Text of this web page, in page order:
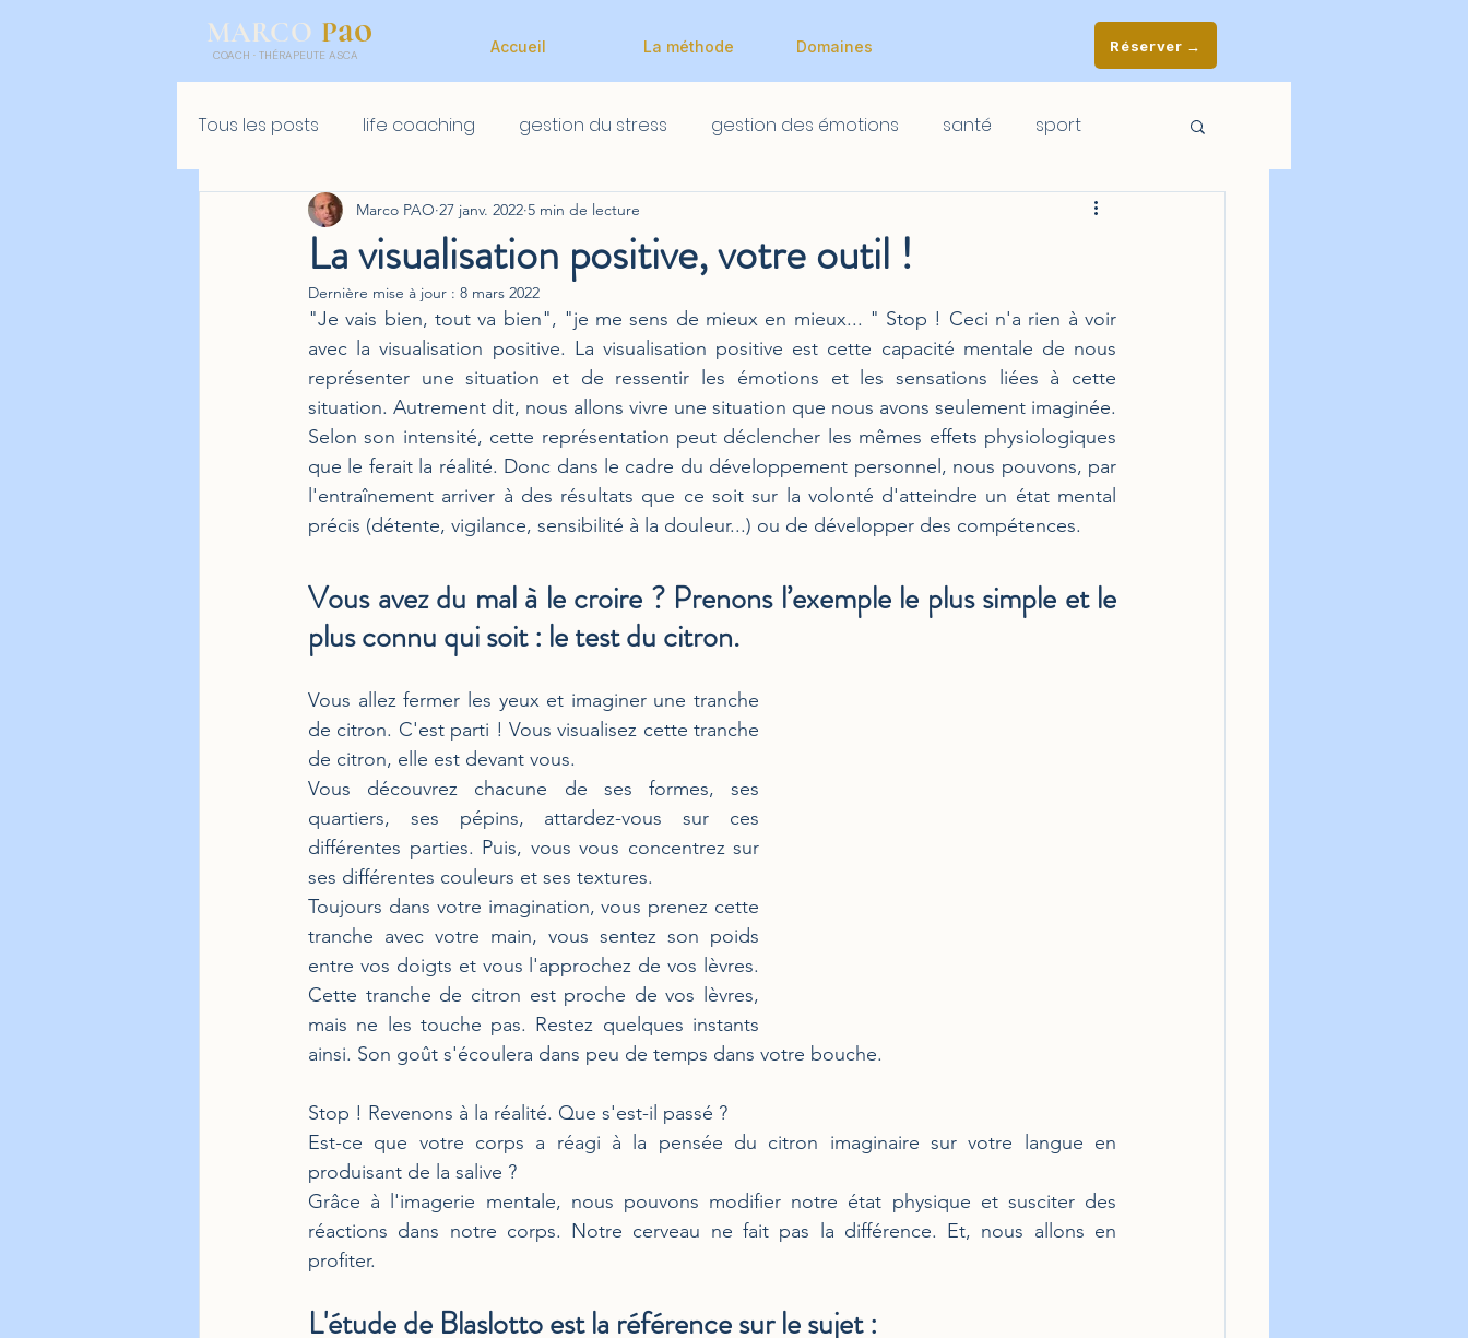
MARCO Pao
COACH · THÉRAPEUTE ASCA Accueil La méthode Domaines Réserver →
Tous les posts life coaching gestion du stress gestion des émotions santé sport
Golf mental Retreat Scolaire Scolaire
La visualisation positive, votre outil !
Marco PAO 27 janv. 2022 5 min de lecture
Dernière mise à jour : 8 mars 2022
"Je vais bien, tout va bien", "je me sens de mieux en mieux... " Stop ! Ceci n'a rien à voir
avec la visualisation positive. La visualisation positive est cette capacité mentale de nous
représenter une situation et de ressentir les émotions et les sensations liées à cette
situation. Autrement dit, nous allons vivre une situation que nous avons seulement imaginée.
Selon son intensité, cette représentation peut déclencher les mêmes effets physiologiques
que le ferait la réalité. Donc dans le cadre du développement personnel, nous pouvons, par
l'entraînement arriver à des résultats que ce soit sur la volonté d'atteindre un état mental
précis (détente, vigilance, sensibilité à la douleur...) ou de développer des compétences.
Vous avez du mal à le croire ? Prenons l’exemple le plus simple et le
plus connu qui soit : le test du citron.
Vous allez fermer les yeux et imaginer une tranche
de citron. C'est parti ! Vous visualisez cette tranche
de citron, elle est devant vous.
Vous découvrez chacune de ses formes, ses
quartiers, ses pépins, attardez-vous sur ces
différentes parties. Puis, vous vous concentrez sur
ses différentes couleurs et ses textures.
Toujours dans votre imagination, vous prenez cette
tranche avec votre main, vous sentez son poids
entre vos doigts et vous l'approchez de vos lèvres.
Cette tranche de citron est proche de vos lèvres,
mais ne les touche pas. Restez quelques instants
ainsi. Son goût s'écoulera dans peu de temps dans votre bouche.
Stop ! Revenons à la réalité. Que s'est-il passé ?
Est-ce que votre corps a réagi à la pensée du citron imaginaire sur votre langue en
produisant de la salive ?
Grâce à l'imagerie mentale, nous pouvons modifier notre état physique et susciter des
réactions dans notre corps. Notre cerveau ne fait pas la différence. Et, nous allons en
profiter.
L'étude de Blaslotto est la référencesur le sujet :